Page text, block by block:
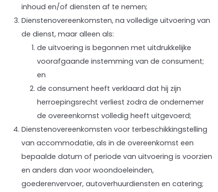
inhoud en/of diensten af te nemen;
Dienstenovereenkomsten, na volledige uitvoering van
de dienst, maar alleen als:
de uitvoering is begonnen met uitdrukkelijke
voorafgaande instemming van de consument;
en
de consument heeft verklaard dat hij zijn
herroepingsrecht verliest zodra de ondernemer
de overeenkomst volledig heeft uitgevoerd;
Dienstenovereenkomsten voor terbeschikkingstelling
van accommodatie, als in de overeenkomst een
bepaalde datum of periode van uitvoering is voorzien
en anders dan voor woondoeleinden,
goederenvervoer, autoverhuurdiensten en catering;